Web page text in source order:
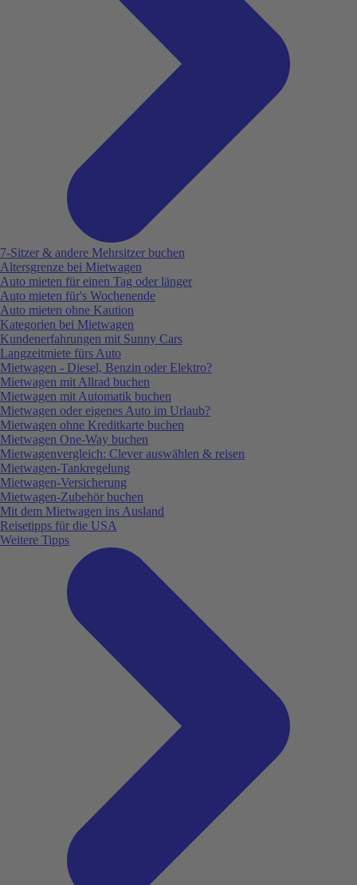
7-Sitzer & andere Mehrsitzer buchen
Altersgrenze bei Mietwagen
Auto mieten für einen Tag oder länger
Auto mieten für's Wochenende
Auto mieten ohne Kaution
Kategorien bei Mietwagen
Kundenerfahrungen mit Sunny Cars
Langzeitmiete fürs Auto
Mietwagen - Diesel, Benzin oder Elektro?
Mietwagen mit Allrad buchen
Mietwagen mit Automatik buchen
Mietwagen oder eigenes Auto im Urlaub?
Mietwagen ohne Kreditkarte buchen
Mietwagen One-Way buchen
Mietwagenvergleich: Clever auswählen & reisen
Mietwagen-Tankregelung
Mietwagen-Versicherung
Mietwagen-Zubehör buchen
Mit dem Mietwagen ins Ausland
Reisetipps für die USA
Weitere Tipps